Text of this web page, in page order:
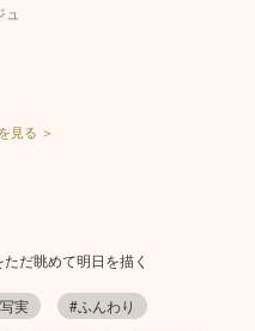
見る ＞
だ眺めて明日を描く
実
#ふんわり